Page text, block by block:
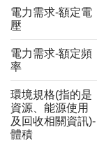
電力需求-額定電
壓
電力需求-額定頻
率
環境規格(指的是
資源、能源使用
及回收相關資訊)-
體積